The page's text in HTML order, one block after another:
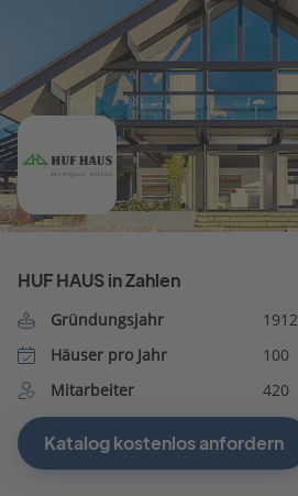
HUF HAUS in Zahlen
Gründungsjahr
1912
Häuser pro Jahr
100
Mitarbeiter
420
Katalog kostenlos anfordern